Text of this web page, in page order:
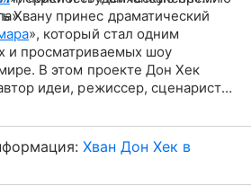
Хвану принес драматический
», который стал одним
и просматриваемых шоу
В этом проекте Дон Хек
идеи, режиссер, сценарист
Хван Дон Хек в